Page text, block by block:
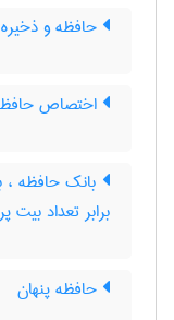
حافظه و
اختصاص
بانک حافظه
برابر تعداد بیت
حافظه پنهان